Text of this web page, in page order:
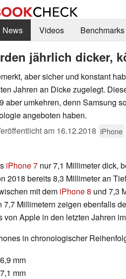
News Videos
jährlich dicker,
aber sicher und konstant
Jahren an Dicke zugelegt.
aber umkehren, denn Samsung
angeboten haben.
am 16.12.2018 iPhone
iPhone 7 nur 7,1 Millimeter dick,
2018 bereits 8,3 Millimeter an
mit dem iPhone 8 und 7,3
7,7 Millimetern zeigen ebenfalls
von Apple in den letzten Jahren
in chronologischer
mm
mm